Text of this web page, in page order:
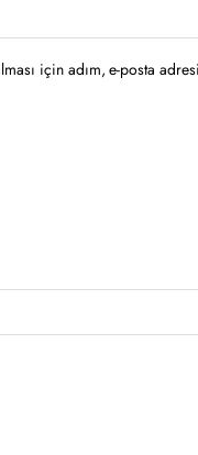
için adım, e-posta